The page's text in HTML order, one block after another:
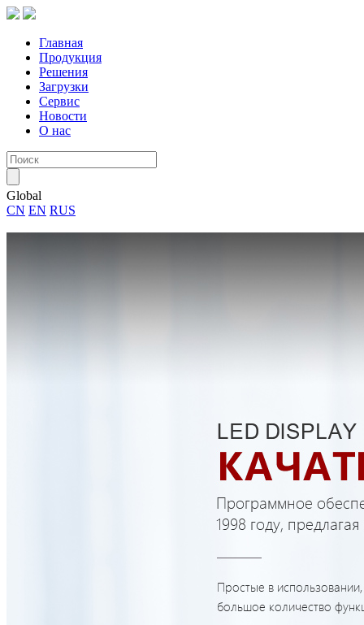
Главная
Продукция
Решения
Загрузки
Сервис
Новости
О нас
Global
CN EN RUS